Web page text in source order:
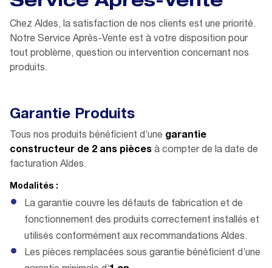
Chez Aldes, la satisfaction de nos clients est une priorité.
Notre Service Après-Vente est à votre disposition pour
tout problème, question ou intervention concernant nos
produits.
Garantie Produits
Tous nos produits bénéficient d’une garantie
constructeur de 2 ans pièces à compter de la date de
facturation Aldes.
Modalités :
La garantie couvre les défauts de fabrication et de
fonctionnement des produits correctement installés et
utilisés conformément aux recommandations Aldes.
Les pièces remplacées sous garantie bénéficient d’une